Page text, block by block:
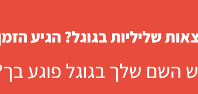
שליליות בגוגל? הגיע
השם שלך בגוגל פוגע